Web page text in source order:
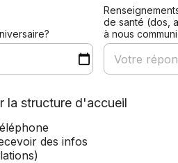
de santé (dos,
à nous
la structure d'accueil
des infos